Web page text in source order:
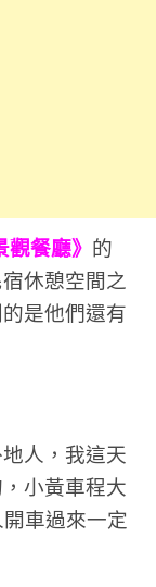
觀餐廳》 的
休憩空間之
是他們還有
人，我這天
小黃車程大
車過來一定